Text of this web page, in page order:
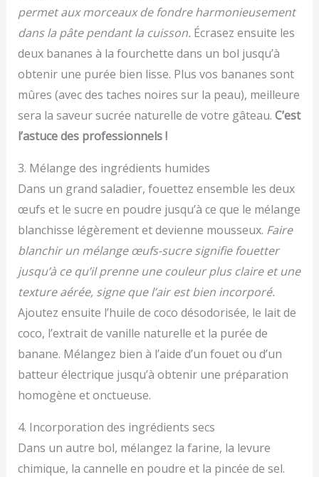
permet aux morceaux de fondre harmonieusement
dans la pâte pendant la cuisson. Écrasez ensuite les
deux bananes à la fourchette dans un bol jusqu’à
obtenir une purée bien lisse. Plus vos bananes sont
mûres (avec des taches noires sur la peau), meilleure
sera la saveur sucrée naturelle de votre gâteau. C’est
l’astuce des professionnels !
3. Mélange des ingrédients humides
Dans un grand saladier, fouettez ensemble les deux
œufs et le sucre en poudre jusqu’à ce que le mélange
blanchisse légèrement et devienne mousseux. Faire
blanchir un mélange œufs-sucre signifie fouetter
jusqu’à ce qu’il prenne une couleur plus claire et une
texture aérée, signe que l’air est bien incorporé.
Ajoutez ensuite l’huile de coco désodorisée, le lait de
coco, l’extrait de vanille naturelle et la purée de
banane. Mélangez bien à l’aide d’un fouet ou d’un
batteur électrique jusqu’à obtenir une préparation
homogène et onctueuse.
4. Incorporation des ingrédients secs
Dans un autre bol, mélangez la farine, la levure
chimique, la cannelle en poudre et la pincée de sel.